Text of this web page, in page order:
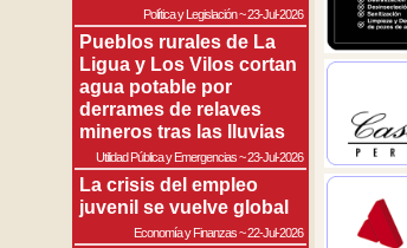
Política y Legislación~23-Jul-2026
Pueblos rurales de La
Ligua y Los Vilos cortan
agua potable por
derrames de relaves
mineros tras las lluvias
Utilidad Pública y Emergencias~23-Jul-2026
La crisis del empleo
juvenil se vuelve global
Economía y Finanzas~22-Jul-2026